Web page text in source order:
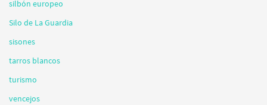
silbón europeo
Silo de La Guardia
sisones
tarros blancos
turismo
vencejos